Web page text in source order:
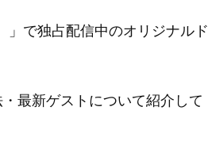
で独占配信中のオリジナルド
最新ゲストについて紹介して